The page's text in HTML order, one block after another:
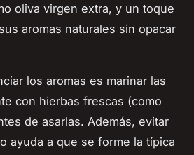
oliva virgen extra, y un toque
aromas naturales sin opacar
los aromas es marinar las
con hierbas frescas (como
de asarlas. Además, evitar
ayuda a que se forme la típica